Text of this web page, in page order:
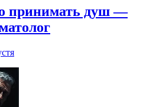
принимать душ —